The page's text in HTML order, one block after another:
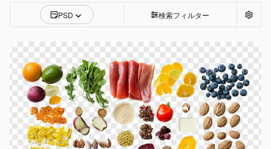
PSD 検索フィルター